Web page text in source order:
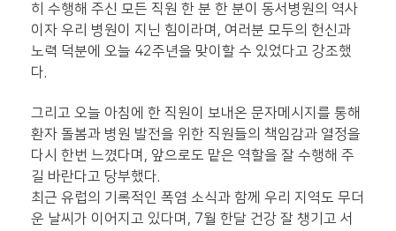
히 수행해 주신 모든 직원 한 분 한 분이 동서병원의 역사
이자 우리 병원이 지닌 힘이라며, 여러분 모두의 헌신과
노력 덕분에 오늘 42주년을 맞이할 수 있었다고 강조했
다.
그리고 오늘 아침에 한 직원이 보내온 문자메시지를 통해
환자 돌봄과 병원 발전을 위한 직원들의 책임감과 열정을
다시 한번 느꼈다며, 앞으로도 맡은 역할을 잘 수행해 주
길 바란다고 당부했다.
최근 유럽의 기록적인 폭염 소식과 함께 우리 지역도 무더
운 날씨가 이어지고 있다며, 7월 한달 건강 잘 챙기고 서